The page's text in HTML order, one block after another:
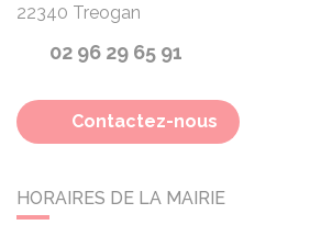
22340 Treogan
02 96 29 65 91
Contactez-nous
HORAIRES DE LA MAIRIE